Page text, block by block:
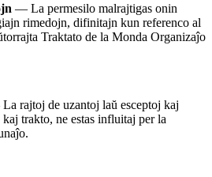
— La permesilo malrajtigas onin
rimedojn, difinitajn kun referenco al
Traktato de la Monda Organizaĵo
rajtoj de uzantoj laŭ esceptoj kaj
trakto, ne estas influitaj per la